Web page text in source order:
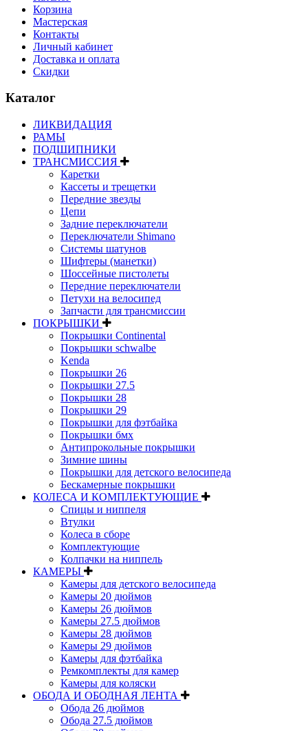
Корзина
Мастерская
Контакты
Личный кабинет
Доставка и оплата
Скидки
Каталог
ЛИКВИДАЦИЯ
РАМЫ
ПОДШИПНИКИ
ТРАНСМИССИЯ
Каретки
Кассеты и трещетки
Передние звезды
Цепи
Задние переключатели
Переключатели Shimano
Системы шатунов
Шифтеры (манетки)
Шоссейные пистолеты
Передние переключатели
Петухи на велосипед
Запчасти для трансмиссии
ПОКРЫШКИ
Покрышки Continental
Покрышки schwalbe
Kenda
Покрышки 26
Покрышки 27.5
Покрышки 28
Покрышки 29
Покрышки для фэтбайка
Покрышки бмх
Антипрокольные покрышки
Зимние шины
Покрышки для детского велосипеда
Бескамерные покрышки
КОЛЕСА И КОМПЛЕКТУЮЩИЕ
Спицы и ниппеля
Втулки
Колеса в сборе
Комплектующие
Колпачки на ниппель
КАМЕРЫ
Камеры для детского велосипеда
Камеры 20 дюймов
Камеры 26 дюймов
Камеры 27.5 дюймов
Камеры 28 дюймов
Камеры 29 дюймов
Камеры для фэтбайка
Ремкомплекты для камер
Камеры для коляски
ОБОДА И ОБОДНАЯ ЛЕНТА
Обода 26 дюймов
Обода 27.5 дюймов